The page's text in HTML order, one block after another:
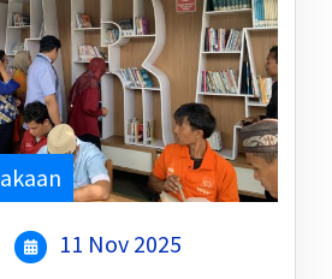
11 Nov 2025